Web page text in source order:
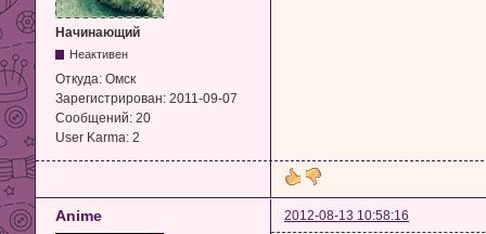
Начинающий
Неактивен
Откуда: Омск
Зарегистрирован: 2011-09-07
Сообщений: 20
User Karma: 2
Anime 2012-08-13 10:58:16